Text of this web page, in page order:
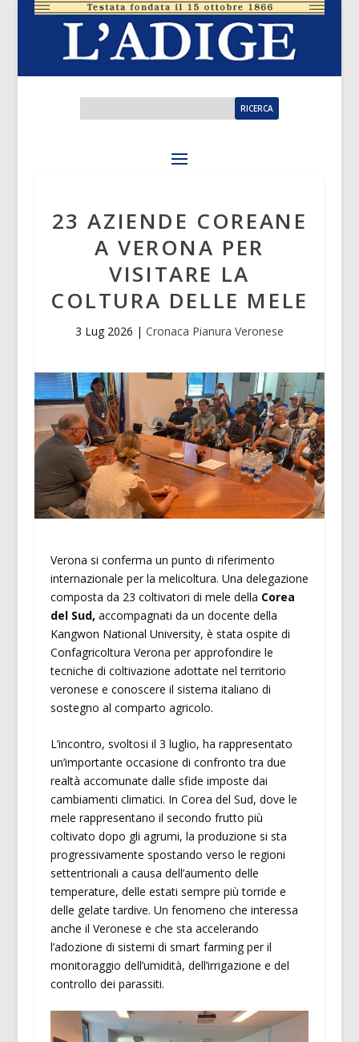
23 AZIENDE COREANE
A VERONA PER
VISITARE LA
COLTURA DELLE MELE
3 Lug 2026 | Cronaca Pianura Veronese
Verona si conferma un punto di riferimento
internazionale per la melicoltura. Una delegazione
composta da 23 coltivatori di mele della Corea
del Sud, accompagnati da un docente della
Kangwon National University, è stata ospite di
Confagricoltura Verona per approfondire le
tecniche di coltivazione adottate nel territorio
veronese e conoscere il sistema italiano di
sostegno al comparto agricolo.
L’incontro, svoltosi il 3 luglio, ha rappresentato
un’importante occasione di confronto tra due
realtà accomunate dalle sfide imposte dai
cambiamenti climatici. In Corea del Sud, dove le
mele rappresentano il secondo frutto più
coltivato dopo gli agrumi, la produzione si sta
progressivamente spostando verso le regioni
settentrionali a causa dell’aumento delle
temperature, delle estati sempre più torride e
delle gelate tardive. Un fenomeno che interessa
anche il Veronese e che sta accelerando
l’adozione di sistemi di smart farming per il
monitoraggio dell’umidità, dell’irrigazione e del
controllo dei parassiti.